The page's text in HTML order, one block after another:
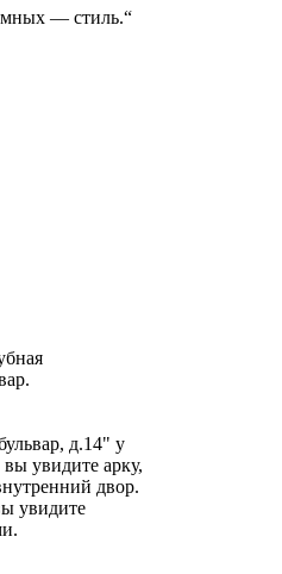
— стиль.“
д.14" у
увидите арку,
двор.
увидите